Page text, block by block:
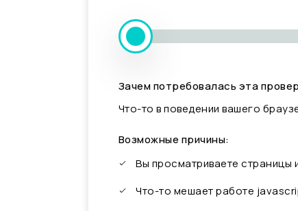
Зачем потребовалась эта
Что-то в поведении вашего
Возможные причины:
Вы просматриваете
Что-то мешает работе